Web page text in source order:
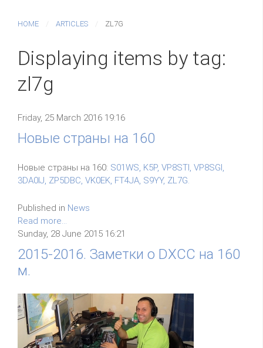
HOME ARTICLES ZL7G
Displaying items by tag:
zl7g
Friday, 25 March 2016 19:16
Новые страны на 160
Новые страны на 160: S01WS, K5P, VP8STI, VP8SGI,
3DA0IJ, ZP5DBC, VK0EK, FT4JA, S9YY, ZL7G.
Published in News
Read more...
Sunday, 28 June 2015 16:21
2015-2016. Заметки о DXCC на 160
м.